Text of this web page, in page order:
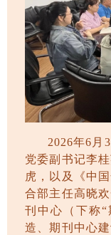
2026年6月 3
党委副书记李
虎，以及《中
合部主任高晓
刊中心（下称
造、期刊中心